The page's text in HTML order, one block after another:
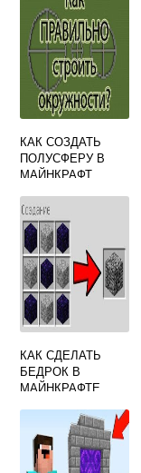
КАК СОЗДАТЬ
ПОЛУСФЕРУ В
МАЙНКРАФТ
КАК СДЕЛАТЬ
БЕДРОК В
МАЙНКРАФТЕ